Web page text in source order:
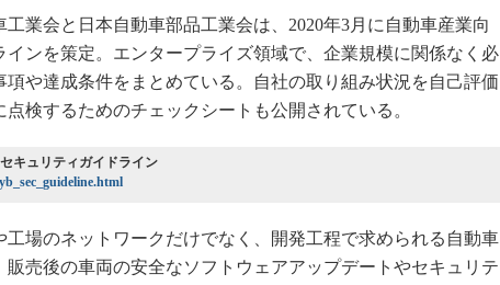
業会と日本自動車部品工業会は、2020年3月に自動車産業向
インを策定。エンタープライズ領域で、企業規模に関係なく必
や達成条件をまとめている。自社の取り組み状況を自己評価
検するためのチェックシートも公開されている。
キュリティガイドライン
場のネットワークだけでなく、開発工程で求められる自動車
売後の車両の安全なソフトウェアアップデートやセキュリテ